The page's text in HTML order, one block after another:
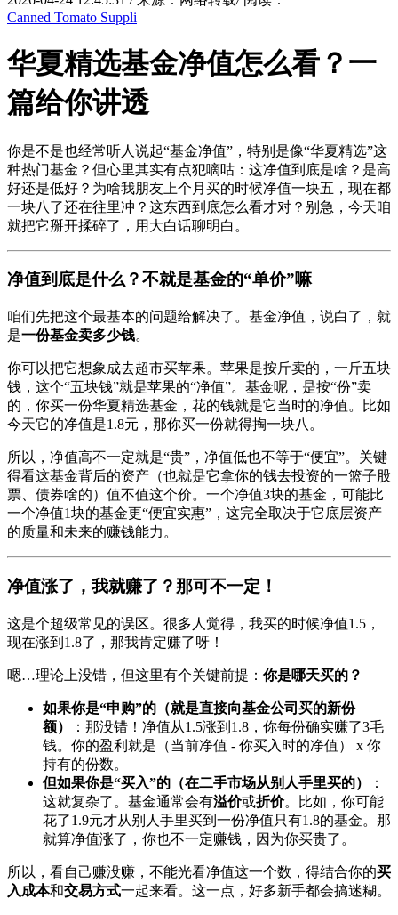
Canned Tomato Suppli
华夏精选基金净值怎么看？一
篇给你讲透
你是不是也经常听人说起“基金净值”，特别是像“华夏精选”这
种热门基金？但心里其实有点犯嘀咕：这净值到底是啥？是高
好还是低好？为啥我朋友上个月买的时候净值一块五，现在都
一块八了还在往里冲？这东西到底怎么看才对？别急，今天咱
就把它掰开揉碎了，用大白话聊明白。
净值到底是什么？不就是基金的“单价”嘛
咱们先把这个最基本的问题给解决了。基金净值，说白了，就
是一份基金卖多少钱。
你可以把它想象成去超市买苹果。苹果是按斤卖的，一斤五块
钱，这个“五块钱”就是苹果的“净值”。基金呢，是按“份”卖
的，你买一份华夏精选基金，花的钱就是它当时的净值。比如
今天它的净值是1.8元，那你买一份就得掏一块八。
所以，净值高不一定就是“贵”，净值低也不等于“便宜”。关键
得看这基金背后的资产（也就是它拿你的钱去投资的一篮子股
票、债券啥的）值不值这个价。一个净值3块的基金，可能比
一个净值1块的基金更“便宜实惠”，这完全取决于它底层资产
的质量和未来的赚钱能力。
净值涨了，我就赚了？那可不一定！
这是个超级常见的误区。很多人觉得，我买的时候净值1.5，
现在涨到1.8了，那我肯定赚了呀！
嗯…理论上没错，但这里有个关键前提： 你是哪天买的？
如果你是“申购”的（就是直接向基金公司买的新份
额）
：那没错！净值从1.5涨到1.8，你每份确实赚了3毛
钱。你的盈利就是（当前净值 - 你买入时的净值） x 你
持有的份数。
但如果你是“买入”的（在二手市场从别人手里买的）
：
这就复杂了。基金通常会有溢价或折价。比如，你可能
花了1.9元才从别人手里买到一份净值只有1.8的基金。那
就算净值涨了，你也不一定赚钱，因为你买贵了。
所以，看自己赚没赚，不能光看净值这一个数，得结合你的买
入成本和交易方式一起来看。这一点，好多新手都会搞迷糊。